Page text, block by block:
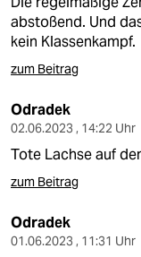
abstoßend. Und
kein Klassenkampf.
zum Beitrag
Odradek
02.06.2023 , 14:22 Uhr
Tote Lachse auf
zum Beitrag
Odradek
01.06.2023 , 11:31 Uhr